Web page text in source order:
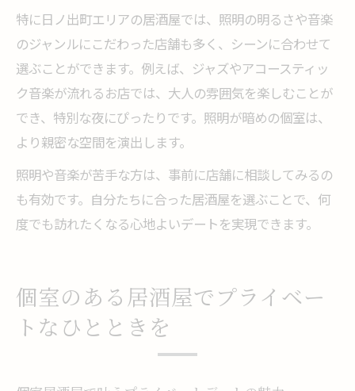
特に日ノ出町エリアの居酒屋では、照明の明るさや音楽
のジャンルにこだわった店舗も多く、シーンに合わせて
選ぶことができます。例えば、ジャズやアコースティッ
ク音楽が流れるお店では、大人の雰囲気を楽しむことが
でき、特別な夜にぴったりです。照明が暗めの個室は、
より親密な空間を演出します。
照明や音楽が苦手な方は、事前に店舗に相談してみるの
も有効です。自分たちに合った居酒屋を選ぶことで、何
度でも訪れたくなる心地よいデートを実現できます。
個室のある居酒屋でプライベー
トなひとときを